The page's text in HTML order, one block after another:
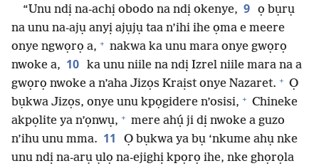
“Unu ndị na-achị obodo na ndị okenye, 9 ọ bụrụ
na unu na-ajụ anyị ajụjụ taa n’ihi ihe ọma e meere
onye ngwọrọ a, + nakwa ka unu mara onye gwọrọ
nwoke a, 10 ka unu niile na ndị Izrel niile mara na a
gwọrọ nwoke a n’aha Jizọs Kraịst onye Nazaret. + Ọ
bụkwa Jizọs, onye unu kpọgidere n’osisi, + Chineke
akpọlite ya n’ọnwụ, + mere ahụ́ ji dị nwoke a guzo
n’ihu unu mma. 11
Ọ bụkwa ya bụ ‘nkume ahụ nke
unu ndị na-arụ ụlọ na-ejighị kpọrọ ihe, nke ghọrọla